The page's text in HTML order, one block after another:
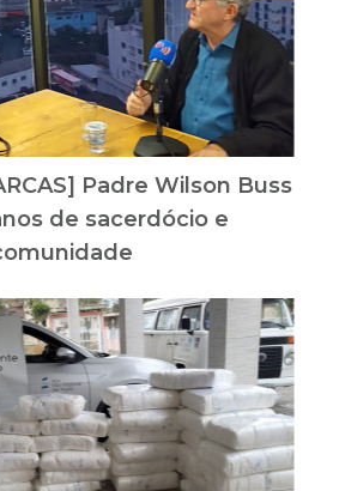
Padre Wilson Buss
de sacerdócio e